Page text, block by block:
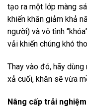
tạo ra một lớp màng
khiến khăn giảm khả
người) và vô tình
vải khiến chúng khó
Thay vào đó, hãy
xả cuối, khăn sẽ vừa
Nâng cấp trải